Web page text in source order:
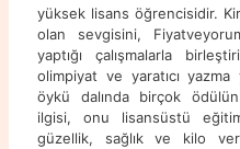
yüksek lisans öğrencisidir.
olan sevgisini,
yaptığı çalışmalarla
olimpiyat ve yaratıcı yazma
öykü dalında birçok
ilgisi, onu lisansüstü
güzellik, sağlık ve kilo